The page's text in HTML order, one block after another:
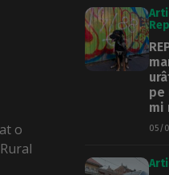
o
pe
mi
05/